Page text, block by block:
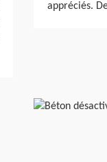
appréciés.